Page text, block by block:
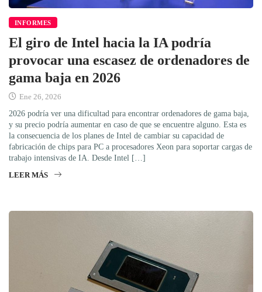
INFORMES
El giro de Intel hacia la IA podría
provocar una escasez de ordenadores de
gama baja en 2026
Ene 26, 2026
2026 podría ver una dificultad para encontrar ordenadores de gama baja,
y su precio podría aumentar en caso de que se encuentre alguno. Esta es
la consecuencia de los planes de Intel de cambiar su capacidad de
fabricación de chips para PC a procesadores Xeon para soportar cargas de
trabajo intensivas de IA. Desde Intel […]
LEER MÁS